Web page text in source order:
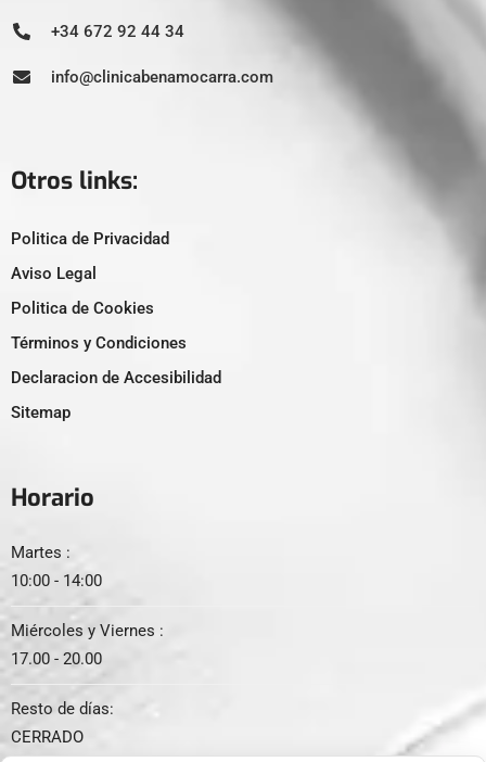
+34 672 92 44 34
info@clinicabenamocarra.com
Otros links:
Politica de Privacidad
Aviso Legal
Politica de Cookies
Términos y Condiciones
Declaracion de Accesibilidad
Sitemap
Horario
Martes :
10:00 - 14:00
Miércoles y Viernes :
17.00 - 20.00
Resto de días:
CERRADO